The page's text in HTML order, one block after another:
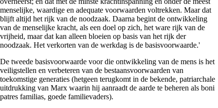
menselijke, waardige en adequate voorwaarden voltrekken. Maar dat
blijft altijd het rijk van de noodzaak. Daarna begint de ontwikkeling
van de menselijke kracht, als een doel op zich, het ware rijk van de
vrijheid, maar dat kan alleen bloeien op basis van het rijk der
noodzaak. Het verkorten van de werkdag is de basisvoorwaarde.'
De tweede basisvoorwaarde voor die ontwikkeling van de mens is het
veiligstellen en verbeteren van de bestaansvoorwaarden van
toekomstige generaties (hetgeen terugkomt in de bekende, patriarchale
uitdrukking van Marx waarin hij aanraadt de aarde te beheren als boni
patres familias, goede familievaders).